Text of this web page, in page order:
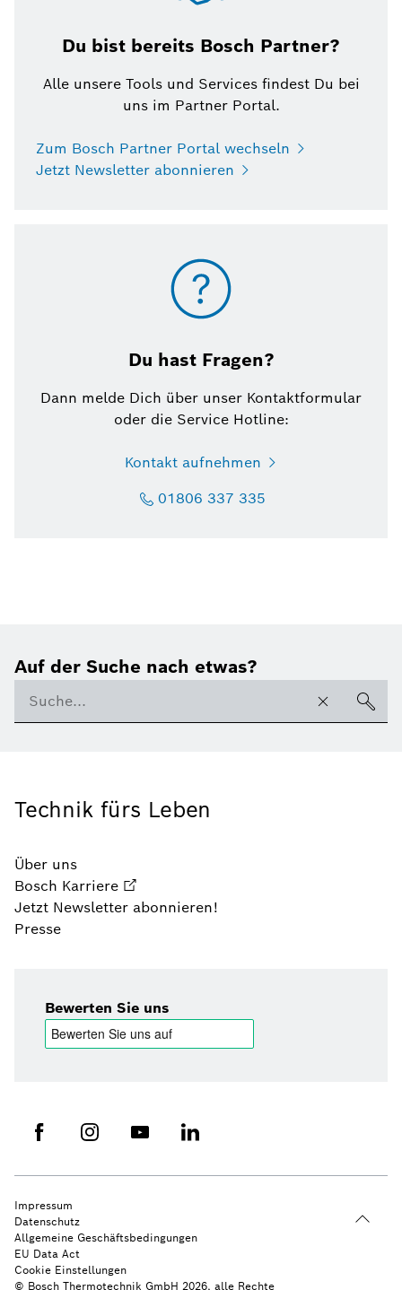
Du bist bereits Bosch Partner?
Alle unsere Tools und Services findest Du bei
uns im Partner Portal.
Zum Bosch Partner Portal wechseln
Jetzt Newsletter abonnieren
Du hast Fragen?
Dann melde Dich über unser Kontaktformular
oder die Service Hotline:
Kontakt aufnehmen
01806 337 335
Auf der Suche nach etwas?
Technik fürs Leben
Über uns
Bosch Karriere
Jetzt Newsletter abonnieren!
Presse
Bewerten Sie uns
© Bosch Thermotechnik GmbH 2026, alle Rechte
Impressum
Datenschutz
Allgemeine Geschäftsbedingungen
EU Data Act
Cookie Einstellungen